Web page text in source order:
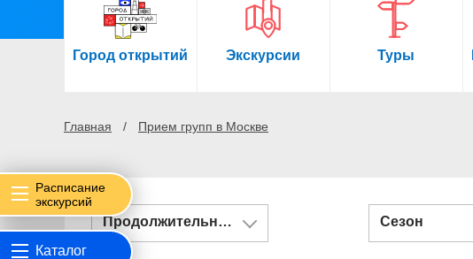
Город открытий Экскурсии Туры
Главная Прием групп в Москве
Расписание
экскурсий
Каталог
Продолжительность Сезон